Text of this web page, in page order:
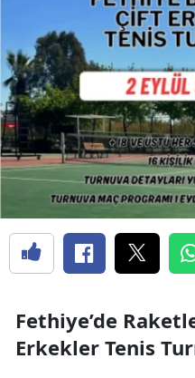
Fethiye’de
Erkekler Tenis